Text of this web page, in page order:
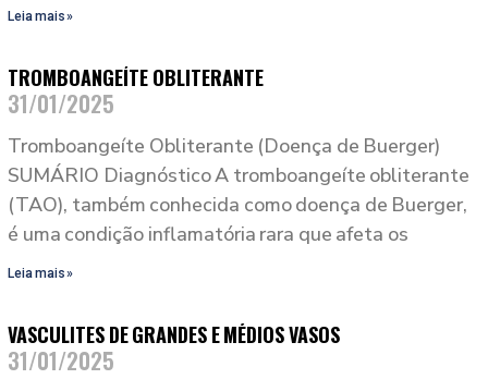
Leia mais »
TROMBOANGEÍTE OBLITERANTE
31/01/2025
Tromboangeíte Obliterante (Doença de Buerger)
SUMÁRIO Diagnóstico A tromboangeíte obliterante
(TAO), também conhecida como doença de Buerger,
é uma condição inflamatória rara que afeta os
Leia mais »
VASCULITES DE GRANDES E MÉDIOS VASOS
31/01/2025